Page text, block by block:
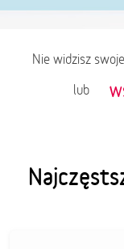
Nie widzisz
lub